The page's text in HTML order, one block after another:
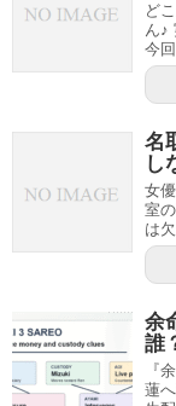
ど
ん♪
今
名
し
女
室
は
余
誰
『
蓮